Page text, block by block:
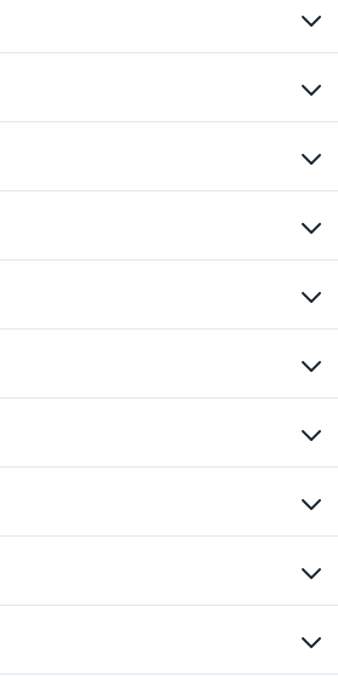
ア
ン
ン
貸）
」
ィアポリシー